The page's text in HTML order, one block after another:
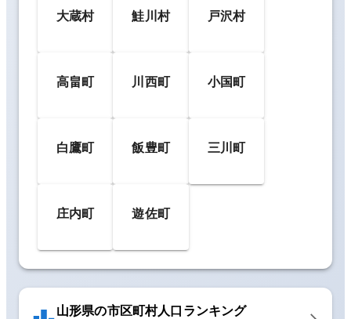
大蔵村 鮭川村 戸沢村
高畠町 川西町 小国町
白鷹町 飯豊町 三川町
庄内町 遊佐町
山形県の市区町村人口ランキング